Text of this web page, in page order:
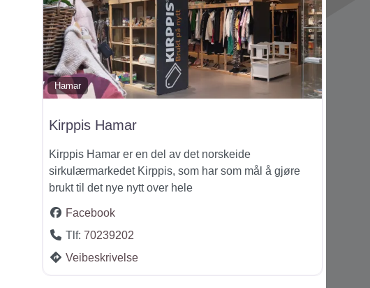
Hamar
Kirppis Hamar
Kirppis Hamar er en del av det norskeide
sirkulærmarkedet Kirppis, som har som mål å gjøre
brukt til det nye nytt over hele
Facebook
Tlf: 70239202
Veibeskrivelse